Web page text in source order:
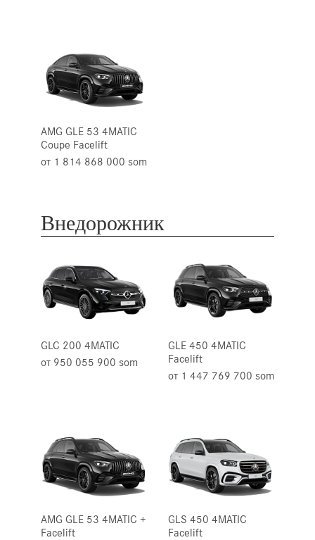
AMG GLE 53 4MATIC
Сoupе Facelift
от 1 814 868 000 som
Внедорожник
GLC 200 4MATIC
от 950 055 900 som
GLE 450 4MATIC
Facelift
от 1 447 769 700 som
AMG GLE 53 4MATIC +
Facelift
GLS 450 4MATIC
Facelift